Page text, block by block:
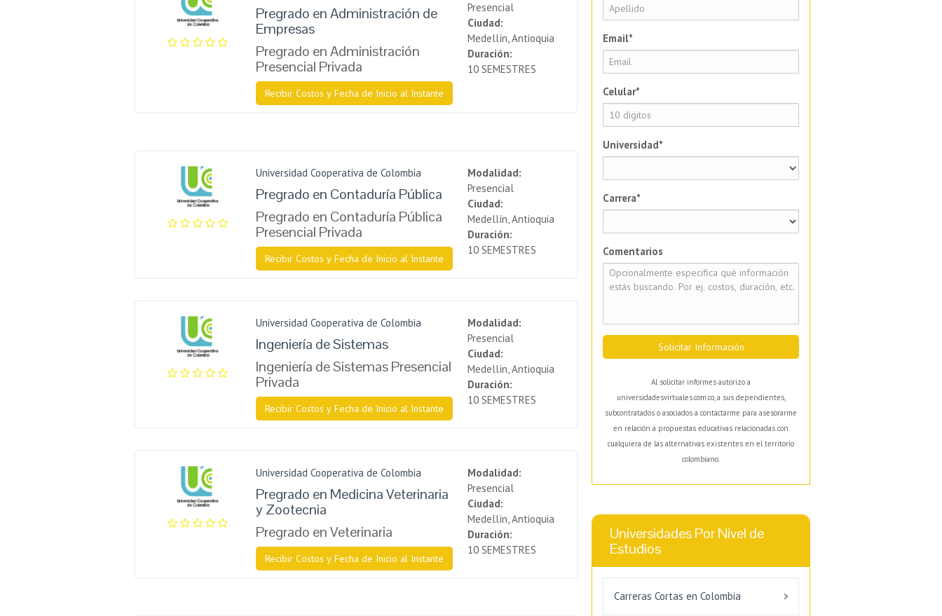
Pregrado en Administración de
Empresas
Pregrado en Administración
Presencial Privada
Recibir Costos y Fecha de Inicio al Instante
Presencial
Ciudad:
Medellín, Antioquia
Duración:
10 SEMESTRES
Universidad Cooperativa de Colombia
Pregrado en Contaduría Pública
Pregrado en Contaduría Pública
Presencial Privada
Recibir Costos y Fecha de Inicio al Instante
Modalidad:
Presencial
Ciudad:
Medellín, Antioquia
Duración:
10 SEMESTRES
Universidad Cooperativa de Colombia
Ingeniería de Sistemas
Ingeniería de Sistemas Presencial
Privada
Recibir Costos y Fecha de Inicio al Instante
Modalidad:
Presencial
Ciudad:
Medellín, Antioquia
Duración:
10 SEMESTRES
Universidad Cooperativa de Colombia
Pregrado en Medicina Veterinaria
y Zootecnia
Pregrado en Veterinaria
Recibir Costos y Fecha de Inicio al Instante
Modalidad:
Presencial
Ciudad:
Medellín, Antioquia
Duración:
10 SEMESTRES
Email*
Celular*
Universidad*
Carrera*
Comentarios
Solicitar Información
Al solicitar informes autorizo a
universidadesvirtuales.com.co, a sus dependientes,
subcontratados o asociados a contactarme para asesorarme
en relación a propuestas educativas relacionadas con
cualquiera de las alternativas existentes en el territorio
colombiano.
Universidades Por Nivel de
Estudios
Carreras Cortas en Colombia